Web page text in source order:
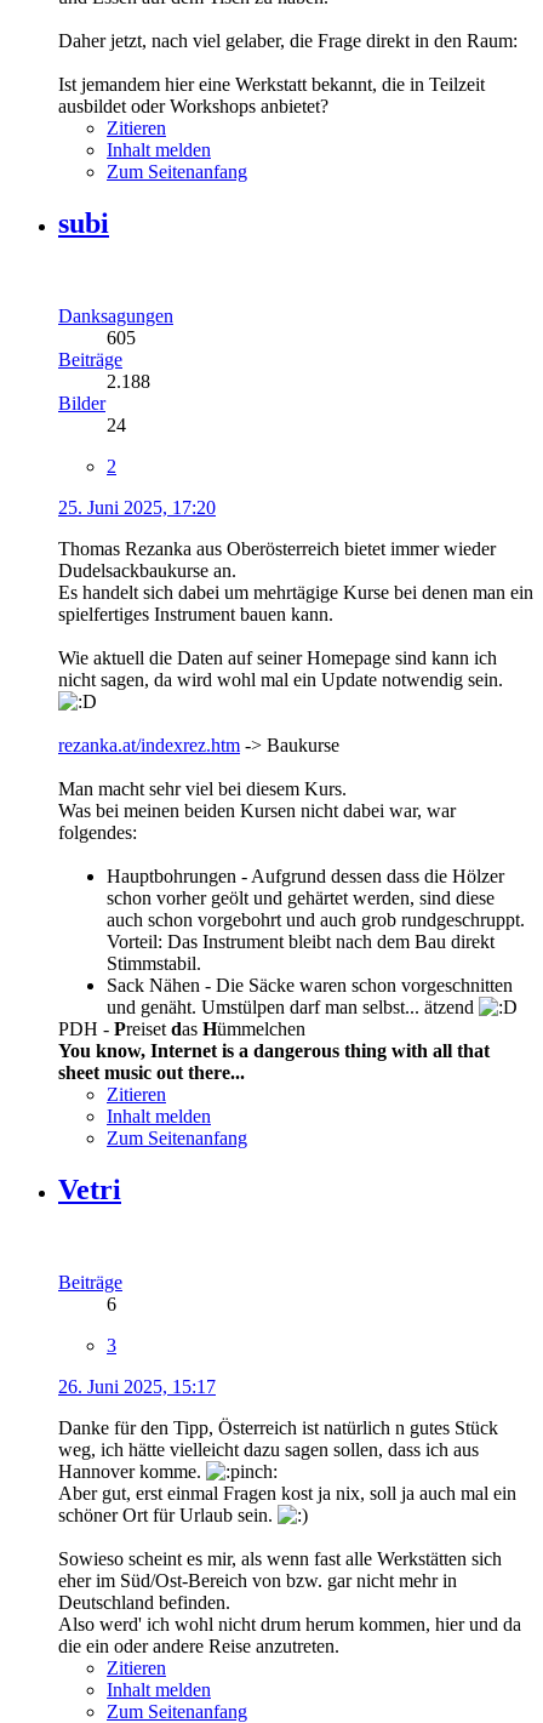
Daher jetzt, nach viel gelaber, die Frage direkt in den Raum:
Ist jemandem hier eine Werkstatt bekannt, die in Teilzeit
ausbildet oder Workshops anbietet?
Zitieren
Inhalt melden
Zum Seitenanfang
subi
Danksagungen
605
Beiträge
2.188
Bilder
24
2
25. Juni 2025, 17:20
Thomas Rezanka aus Oberösterreich bietet immer wieder
Dudelsackbaukurse an.
Es handelt sich dabei um mehrtägige Kurse bei denen man ein
spielfertiges Instrument bauen kann.
Wie aktuell die Daten auf seiner Homepage sind kann ich
nicht sagen, da wird wohl mal ein Update notwendig sein.
rezanka.at/indexrez.htm -> Baukurse
Man macht sehr viel bei diesem Kurs.
Was bei meinen beiden Kursen nicht dabei war, war
folgendes:
Hauptbohrungen - Aufgrund dessen dass die Hölzer
schon vorher geölt und gehärtet werden, sind diese
auch schon vorgebohrt und auch grob rundgeschruppt.
Vorteil: Das Instrument bleibt nach dem Bau direkt
Stimmstabil.
Sack Nähen - Die Säcke waren schon vorgeschnitten
und genäht. Umstülpen darf man selbst... ätzend
PDH - Preiset das Hümmelchen
You know, Internet is a dangerous thing with all that
sheet music out there...
Zitieren
Inhalt melden
Zum Seitenanfang
Vetri
Beiträge
6
3
26. Juni 2025, 15:17
Danke für den Tipp, Österreich ist natürlich n gutes Stück
weg, ich hätte vielleicht dazu sagen sollen, dass ich aus
Hannover komme.
Aber gut, erst einmal Fragen kost ja nix, soll ja auch mal ein
schöner Ort für Urlaub sein.
Sowieso scheint es mir, als wenn fast alle Werkstätten sich
eher im Süd/Ost-Bereich von bzw. gar nicht mehr in
Deutschland befinden.
Also werd' ich wohl nicht drum herum kommen, hier und da
die ein oder andere Reise anzutreten.
Zitieren
Inhalt melden
Zum Seitenanfang